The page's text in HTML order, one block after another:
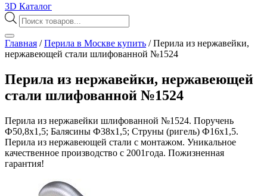
3D Каталог
Поиск
товаров
Главная /Перила в Москве купить /Перила из нержавейки,
нержавеющей стали шлифованной №1524
Перила из нержавейки, нержавеющей
стали шлифованной №1524
Перила из нержавейки шлифованной №1524. Поручень
Ф50,8х1,5; Балясины Ф38х1,5; Струны (ригель) Ф16х1,5.
Перила из нержавеющей стали с монтажом. Уникальное
качественное производство с 2001года. Пожизненная
гарантия!